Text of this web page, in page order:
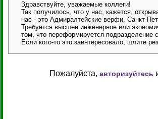
Здравствуйте, уважаемые коллеги!
Так получилось, что у нас, кажется,
нас - это Адмиралтейские верфи, Санкт-
Требуется высшее инженерное или
том, что переформируется подразделение
Если кого-то это заинтересовало, шлите
Пожалуйста, авторизуйтесь